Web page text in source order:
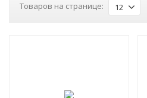
Товаров на странице: 12